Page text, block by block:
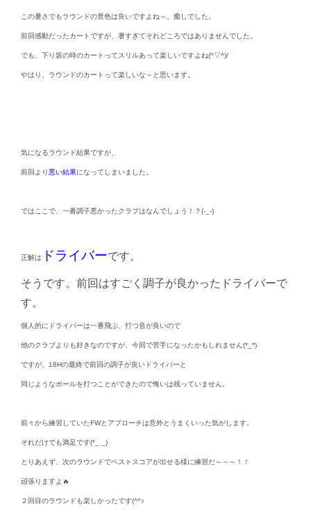
この暑さでもラウンドの景色は良いですよね～。癒しでした。
前回感動だったカートですが、暑すぎてそれどころではありませんでした。
でも、下り坂の時のカートってスリルあって楽しいですよね(^▽^)/
やはり、ラウンドのカートって楽しいな～と思います。
気になるラウンド結果ですが、
前回より悪い結果になってしまいました。
ではここで、一番調子悪かったクラブはなんでしょう！？(-_-)
正解は ドライバーです。
そうです。前回はすごく調子が良かったドライバーで
す。
個人的にドライバーは一番飛ぶ、打つ音が良いので
他のクラブよりも好きなのですが、今回で苦手になったかもしれません(*_*)
ですが、18Hの最終で前回の調子が良いドライバーと
同じようなボールを打つことができたので悔いは残っていません。
前々から練習していたFWとアプローチは意外とうまくいった気がします。
それだけでも満足です(*_ _)
とりあえず、次のラウンドでベストスコアが出せる様に練習だ～～～！！
頑張りますよ🔥
２回目のラウンドも楽しかったです(^^♪